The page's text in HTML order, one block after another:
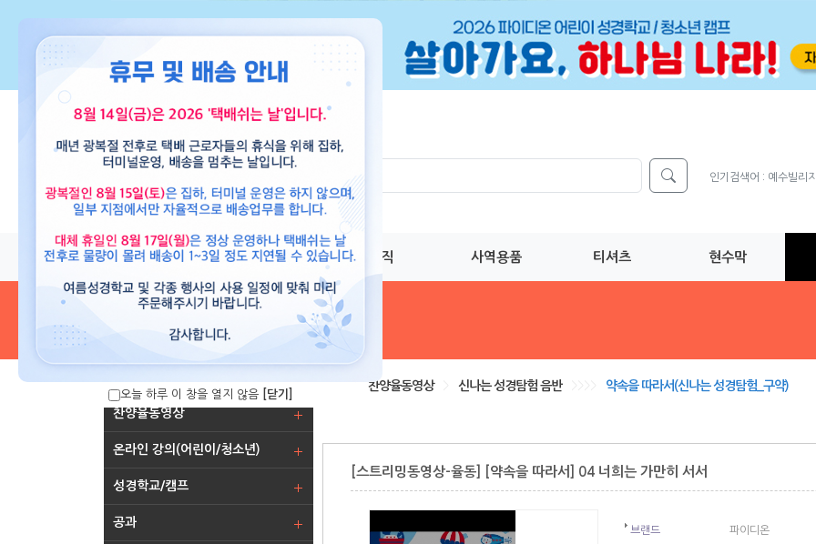
인기검색어 : 예수빌리
교재 도서 뮤직 사역용품 티셔츠 현수막
찬양율동영상
온라인 강의(어린이/청소년)
성경학교/캠프
공과
찬양율동영상 신나는 성경탐험 음반 약속을 따라서(신나는 성경탐험_구약)
[스트리밍동영상-율동] [약속을 따라서] 04 너희는 가만히 서서
브랜드
파이디온
오늘 하루 이 창을 열지 않음 [닫기]